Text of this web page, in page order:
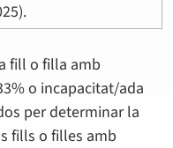
fill o filla amb
o incapacitat/ada
per determinar la
fills o filles amb